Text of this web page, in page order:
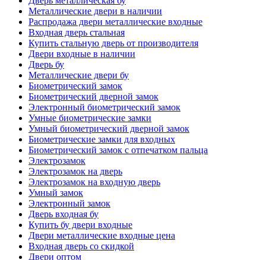
Металлические двери в наличии
Распродажа двери металлические входные
Входная дверь стальная
Купить стальную дверь от производителя
Двери входные в наличии
Дверь бу
Металлические двери бу
Биометрический замок
Биометрический дверной замок
Электронный биометрический замок
Умные биометрические замки
Умный биометрический дверной замок
Биометрические замки для входных
Биометрический замок с отпечатком пальца
Электрозамок
Электрозамок на дверь
Электрозамок на входную дверь
Умный замок
Электронный замок
Дверь входная бу
Купить бу двери входные
Двери металлические входные цена
Входная дверь со скидкой
Двери оптом